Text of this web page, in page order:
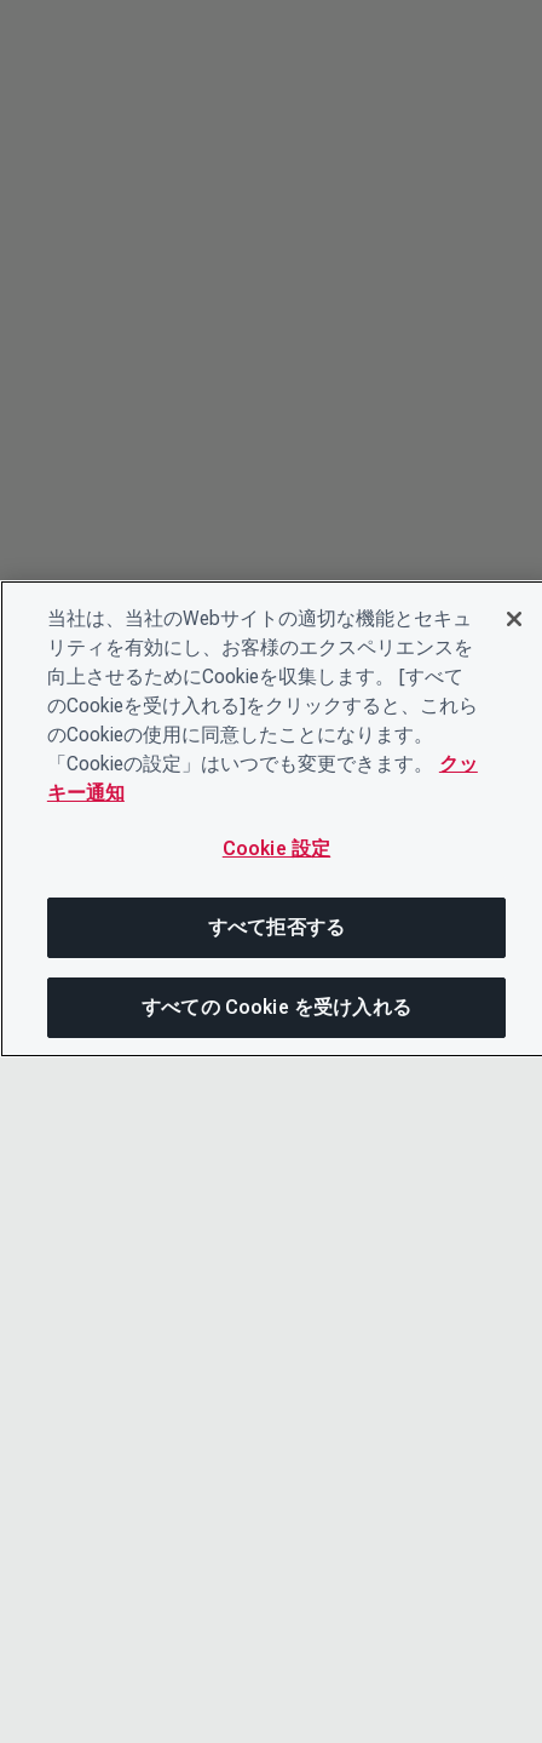
当社は、当社のWebサイトの適切な機能とセキュ
リティを有効にし、お客様のエクスペリエンスを
向上させるためにCookieを収集します。 [すべて
のCookieを受け入れる]をクリックすると、これら
のCookieの使用に同意したことになります。
「Cookieの設定」はいつでも変更できます。
クッ
キー通知
Cookie 設定
すべて拒否する
すべての Cookie を受け入れる